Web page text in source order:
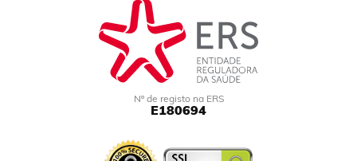
Nº de registo na ERS
E180694